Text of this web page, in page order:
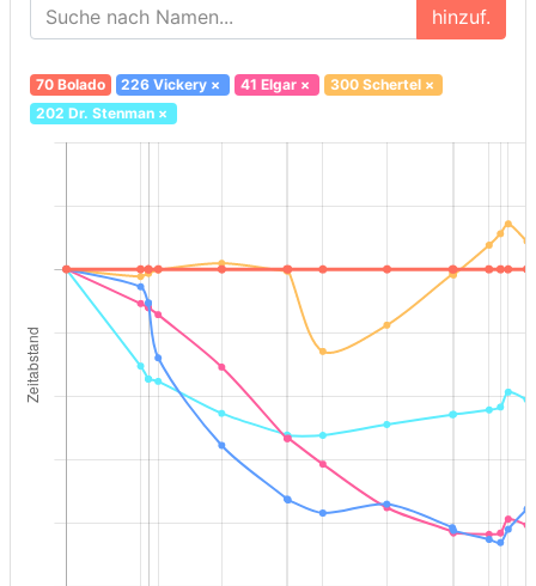
hinzuf.
70 Bolado 226 Vickery × 41 Elgar× 300 Schertel×
202 Dr. Stenman×